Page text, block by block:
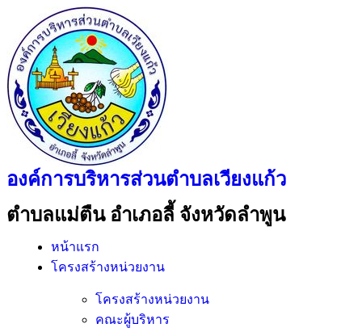
องค์การบริหารส่วนตำบลเวียงแก้ว
ตำบลแม่ตืน อำเภอลี้ จังหวัดลำพูน
หน้าแรก
โครงสร้างหน่วยงาน
โครงสร้างหน่วยงาน
คณะผู้บริหาร